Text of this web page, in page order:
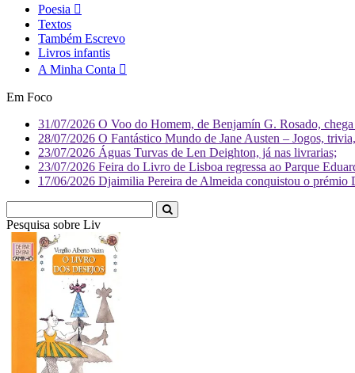
Poesia
Textos
Também Escrevo
Livros infantis
A Minha Conta
Em Foco
31/07/2026 O Voo do Homem, de Benjamín G. Rosado,
28/07/2026 O Fantástico Mundo de Jane Austen – Jogos,
23/07/2026 Águas Turvas de Len Deighton, já nas livrarias;
23/07/2026 Feira do Livro de Lisboa regressa ao Parque
17/06/2026 Djaimilia Pereira de Almeida conquistou o
Pesquisa sobre Literatura